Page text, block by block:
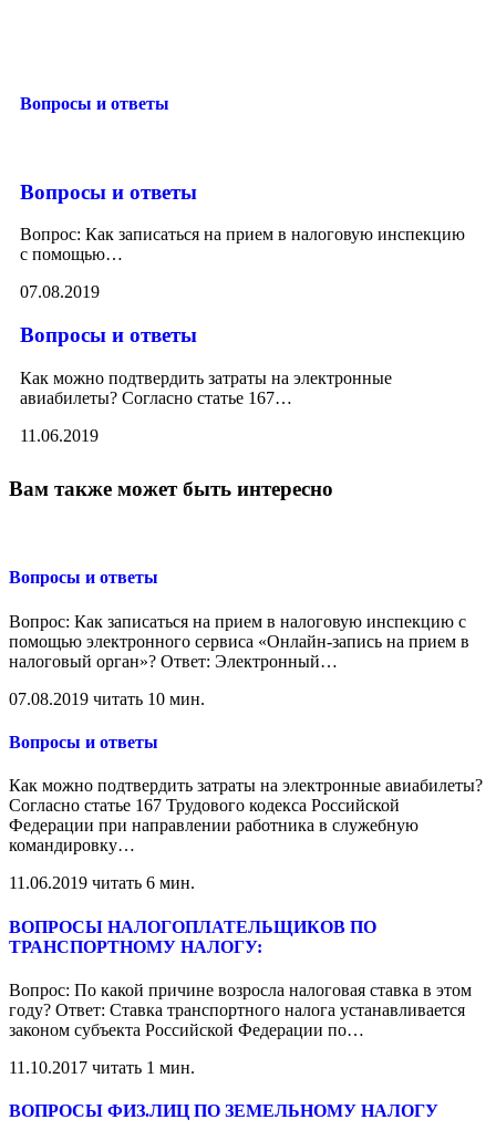
Вопросы и ответы
Вопросы и ответы
Вопрос: Как записаться на прием в налоговую инспекцию
с помощью…
07.08.2019
Вопросы и ответы
Как можно подтвердить затраты на электронные
авиабилеты? Согласно статье 167…
11.06.2019
Вам также может быть интересно
Вопросы и ответы
Вопрос: Как записаться на прием в налоговую инспекцию с
помощью электронного сервиса «Онлайн-запись на прием в
налоговый орган»? Ответ: Электронный…
07.08.2019 читать 10 мин.
Вопросы и ответы
Как можно подтвердить затраты на электронные авиабилеты?
Согласно статье 167 Трудового кодекса Российской
Федерации при направлении работника в служебную
командировку…
11.06.2019 читать 6 мин.
ВОПРОСЫ НАЛОГОПЛАТЕЛЬЩИКОВ ПО
ТРАНСПОРТНОМУ НАЛОГУ:
Вопрос: По какой причине возросла налоговая ставка в этом
году? Ответ: Ставка транспортного налога устанавливается
законом субъекта Российской Федерации по…
11.10.2017 читать 1 мин.
ВОПРОСЫ ФИЗ.ЛИЦ ПО ЗЕМЕЛЬНОМУ НАЛОГУ